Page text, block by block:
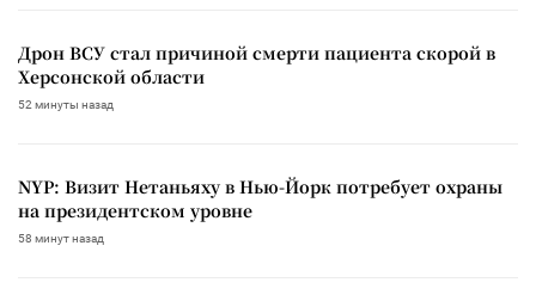
Дрон ВСУ стал причиной смерти пациента скорой в
Херсонской области
52 минуты назад
NYP: Визит Нетаньяху в Нью-Йорк потребует охраны
на президентском уровне
58 минут назад